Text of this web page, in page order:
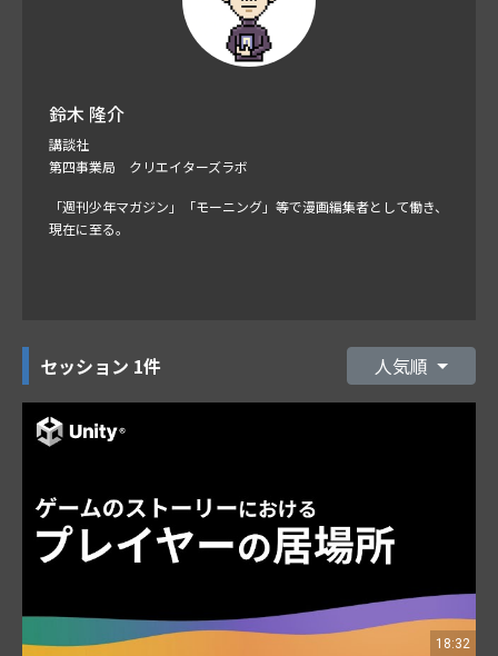
鈴木 隆介
講談社
第四事業局 クリエイターズラボ
「週刊少年マガジン」「モーニング」等で漫画編集者として働き、
現在に至る。
セッション 1件 人気順
18:32